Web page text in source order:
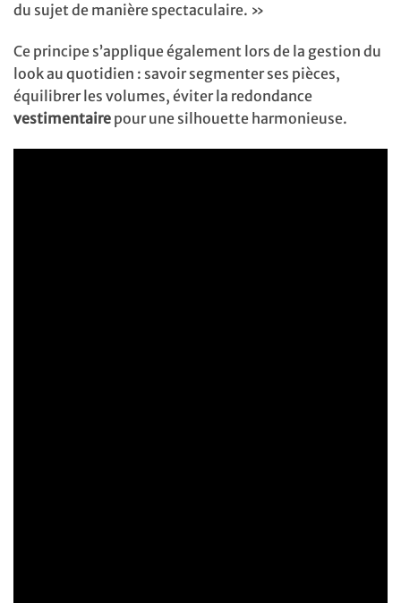
du sujet de manière spectaculaire. »
Ce principe s’applique également lors de la gestion du
look au quotidien : savoir segmenter ses pièces,
équilibrer les volumes, éviter la redondance
vestimentaire pour une silhouette harmonieuse.